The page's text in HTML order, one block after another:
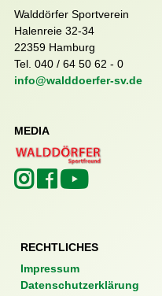
Walddörfer Sportverein
Halenreie 32-34
22359 Hamburg
Tel. 040 / 64 50 62 - 0
info@walddoerfer-sv.de
MEDIA
RECHTLICHES
Impressum
Datenschutzerklärung